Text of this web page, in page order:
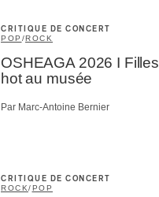
CRITIQUE DE CONCERT
POP /ROCK
OSHEAGA 2026 I Filles
hot au musée
Par Marc-Antoine Bernier
CRITIQUE DE CONCERT
ROCK/POP